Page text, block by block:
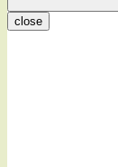
close